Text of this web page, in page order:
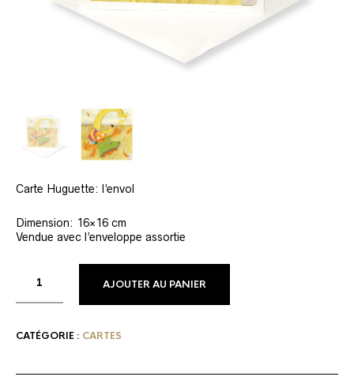
Carte Huguette: l’envol
Dimension: 16×16 cm
Vendue avec l’enveloppe assortie
AJOUTER AU PANIER
CATÉGORIE : CARTES